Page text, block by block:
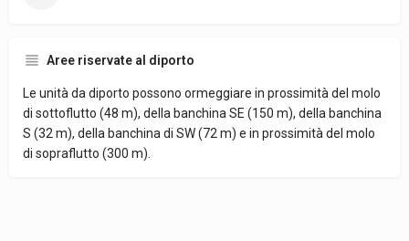
Aree riservate al diporto
Le unità da diporto possono ormeggiare in prossimità del molo
di sottoflutto (48 m), della banchina SE (150 m), della banchina
S (32 m), della banchina di SW (72 m) e in prossimità del molo
di sopraflutto (300 m).